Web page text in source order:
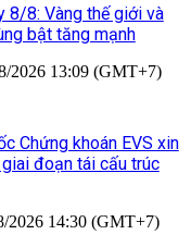
8/8: Vàng thế giới và
bật tăng mạnh
2026 13:09 (GMT+7)
Chứng khoán EVS xin
đoạn tái cấu trúc
2026 14:30 (GMT+7)